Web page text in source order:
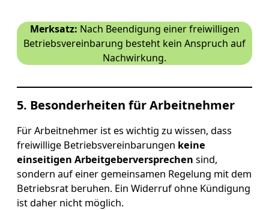
Merksatz: Nach Beendigung einer freiwilligen
Betriebsvereinbarung besteht kein Anspruch auf
Nachwirkung.
5. Besonderheiten für Arbeitnehmer
Für Arbeitnehmer ist es wichtig zu wissen, dass
freiwillige Betriebsvereinbarungen keine
einseitigen Arbeitgeberversprechen sind,
sondern auf einer gemeinsamen Regelung mit dem
Betriebsrat beruhen. Ein Widerruf ohne Kündigung
ist daher nicht möglich.